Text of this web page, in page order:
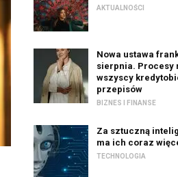
AKTUALNOŚCI
Nowa ustawa
sierpnia. Procesy
wszyscy
przepisów
BIZNES I FINANSE
Za sztuczną
ma ich coraz
TECHNOLOGIA